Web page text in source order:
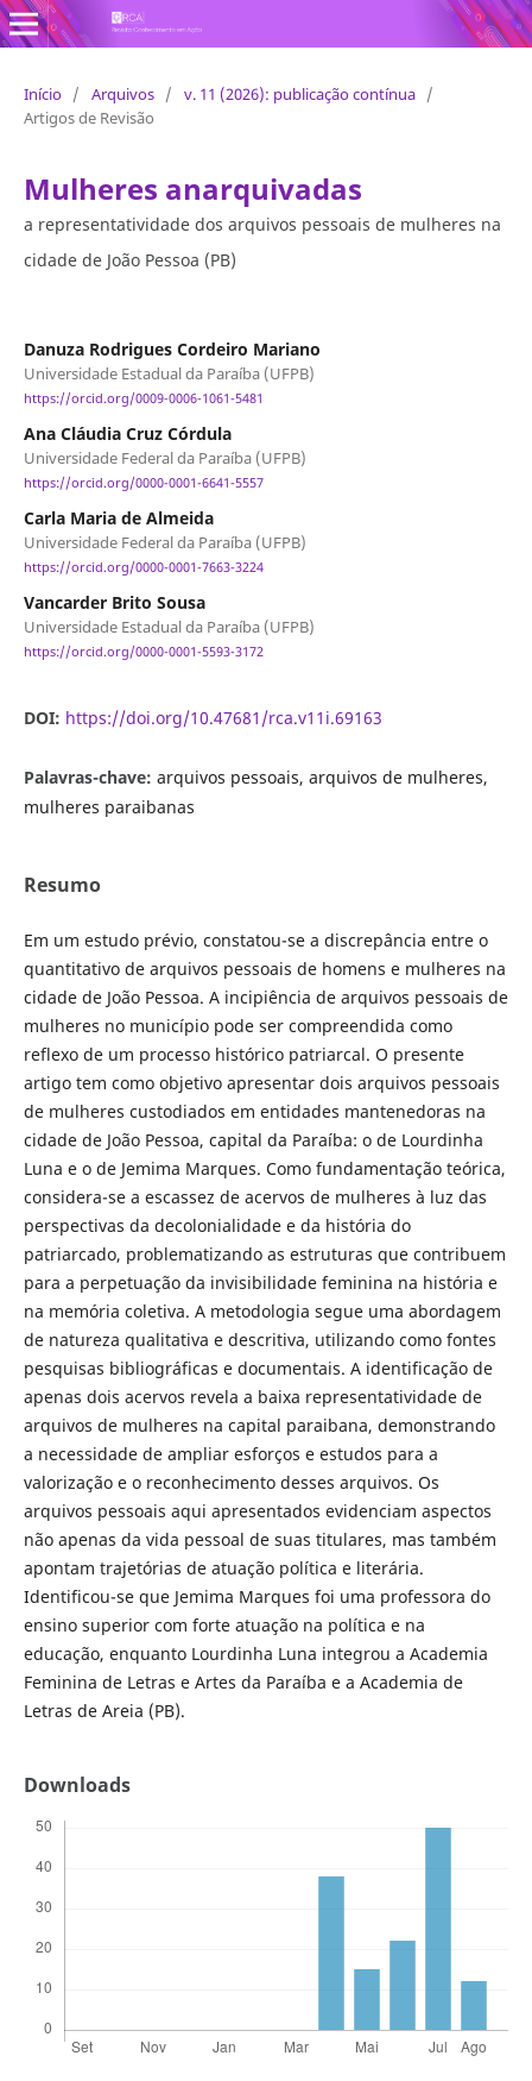
Revista Conhecimento em Ação
Início / Arquivos / v. 11 (2026): publicação contínua /
Artigos de Revisão
Mulheres anarquivadas
a representatividade dos arquivos pessoais de mulheres na
cidade de João Pessoa (PB)
Danuza Rodrigues Cordeiro Mariano
Universidade Estadual da Paraíba (UFPB)
https://orcid.org/0009-0006-1061-5481
Ana Cláudia Cruz Córdula
Universidade Federal da Paraíba (UFPB)
https://orcid.org/0000-0001-6641-5557
Carla Maria de Almeida
Universidade Federal da Paraíba (UFPB)
https://orcid.org/0000-0001-7663-3224
Vancarder Brito Sousa
Universidade Estadual da Paraíba (UFPB)
https://orcid.org/0000-0001-5593-3172
DOI: https://doi.org/10.47681/rca.v11i.69163
Palavras-chave: arquivos pessoais, arquivos de mulheres,
mulheres paraibanas
Resumo
Em um estudo prévio, constatou-se a discrepância entre o
quantitativo de arquivos pessoais de homens e mulheres na
cidade de João Pessoa. A incipiência de arquivos pessoais de
mulheres no município pode ser compreendida como
reflexo de um processo histórico patriarcal. O presente
artigo tem como objetivo apresentar dois arquivos pessoais
de mulheres custodiados em entidades mantenedoras na
cidade de João Pessoa, capital da Paraíba: o de Lourdinha
Luna e o de Jemima Marques. Como fundamentação teórica,
considera-se a escassez de acervos de mulheres à luz das
perspectivas da decolonialidade e da história do
patriarcado, problematizando as estruturas que contribuem
para a perpetuação da invisibilidade feminina na história e
na memória coletiva. A metodologia segue uma abordagem
de natureza qualitativa e descritiva, utilizando como fontes
pesquisas bibliográficas e documentais. A identificação de
apenas dois acervos revela a baixa representatividade de
arquivos de mulheres na capital paraibana, demonstrando
a necessidade de ampliar esforços e estudos para a
valorização e o reconhecimento desses arquivos. Os
arquivos pessoais aqui apresentados evidenciam aspectos
não apenas da vida pessoal de suas titulares, mas também
apontam trajetórias de atuação política e literária.
Identificou-se que Jemima Marques foi uma professora do
ensino superior com forte atuação na política e na
educação, enquanto Lourdinha Luna integrou a Academia
Feminina de Letras e Artes da Paraíba e a Academia de
Letras de Areia (PB).
Downloads